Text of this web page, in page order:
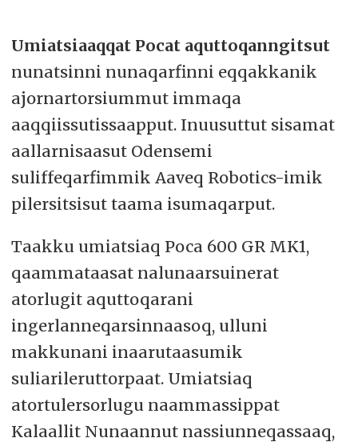
Umiatsiaaqqat Pocat aquttoqanngitsut
nunatsinni nunaqarfinni eqqakkanik
ajornartorsiummut immaqa
aaqqiissutissaapput. Inuusuttut sisamat
aallarnisaasut Odensemi
suliffeqarfimmik Aaveq Robotics-imik
pilersitsisut taama isumaqarput.
Taakku umiatsiaq Poca 600 GR MK1,
qaammataasat nalunaarsuinerat
atorlugit aquttoqarani
ingerlanneqarsinnaasoq, ulluni
makkunani inaarutaasumik
suliarileruttorpaat. Umiatsiaq
atortulersorlugu naammassippat
Kalaallit Nunaannut nassiunneqassaaq,